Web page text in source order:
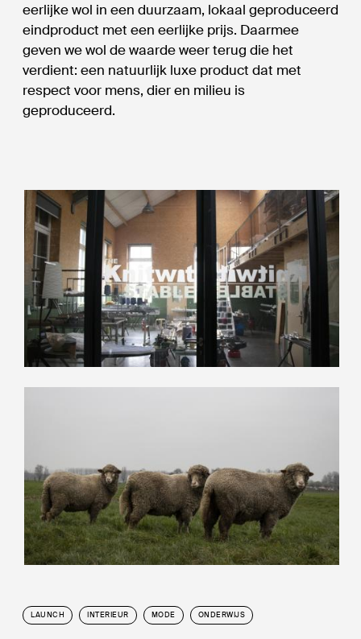
LAUNCH INTERIEUR MODE ONDERWIJS
eerlijke wol in een duurzaam, lokaal geproduceerd
eindproduct met een eerlijke prijs. Daarmee
geven we wol de waarde weer terug die het
verdient: een natuurlijk luxe product dat met
respect voor mens, dier en milieu is
geproduceerd.